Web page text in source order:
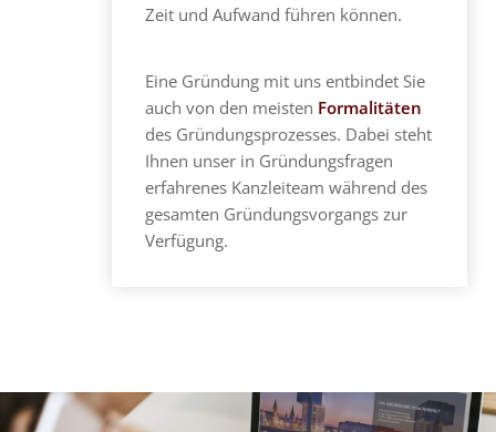
Zeit und Aufwand führen können.
Eine Gründung mit uns entbindet Sie
auch von den meisten Formalitäten
des Gründungsprozesses. Dabei steht
Ihnen unser in Gründungsfragen
erfahrenes Kanzleiteam während des
gesamten Gründungsvorgangs zur
Verfügung.